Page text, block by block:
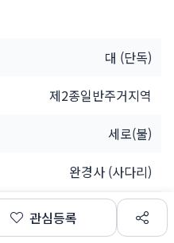
대 (단독)
제2종일반주거지역
세로(불)
완경사 (사다리)
개인
관심등록